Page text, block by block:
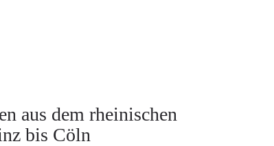
aus dem rheinischen
bis Cöln